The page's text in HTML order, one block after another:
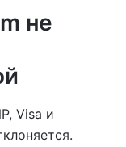
не
Visa и